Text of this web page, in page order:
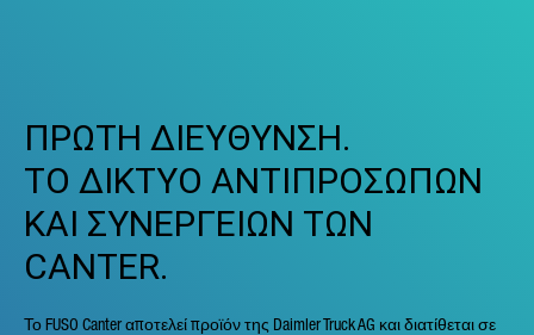
ΠΡΩΤΗ ΔΙΕΥΘΥΝΣΗ.
ΤΟ ΔΙΚΤΥΟ ΑΝΤΙΠΡΟΣΩΠΩΝ
ΚΑΙ ΣΥΝΕΡΓΕΙΩΝ ΤΩΝ
CANTER.
Το FUSO Canter αποτελεί προϊόν της Daimler Truck AG και διατίθεται σε